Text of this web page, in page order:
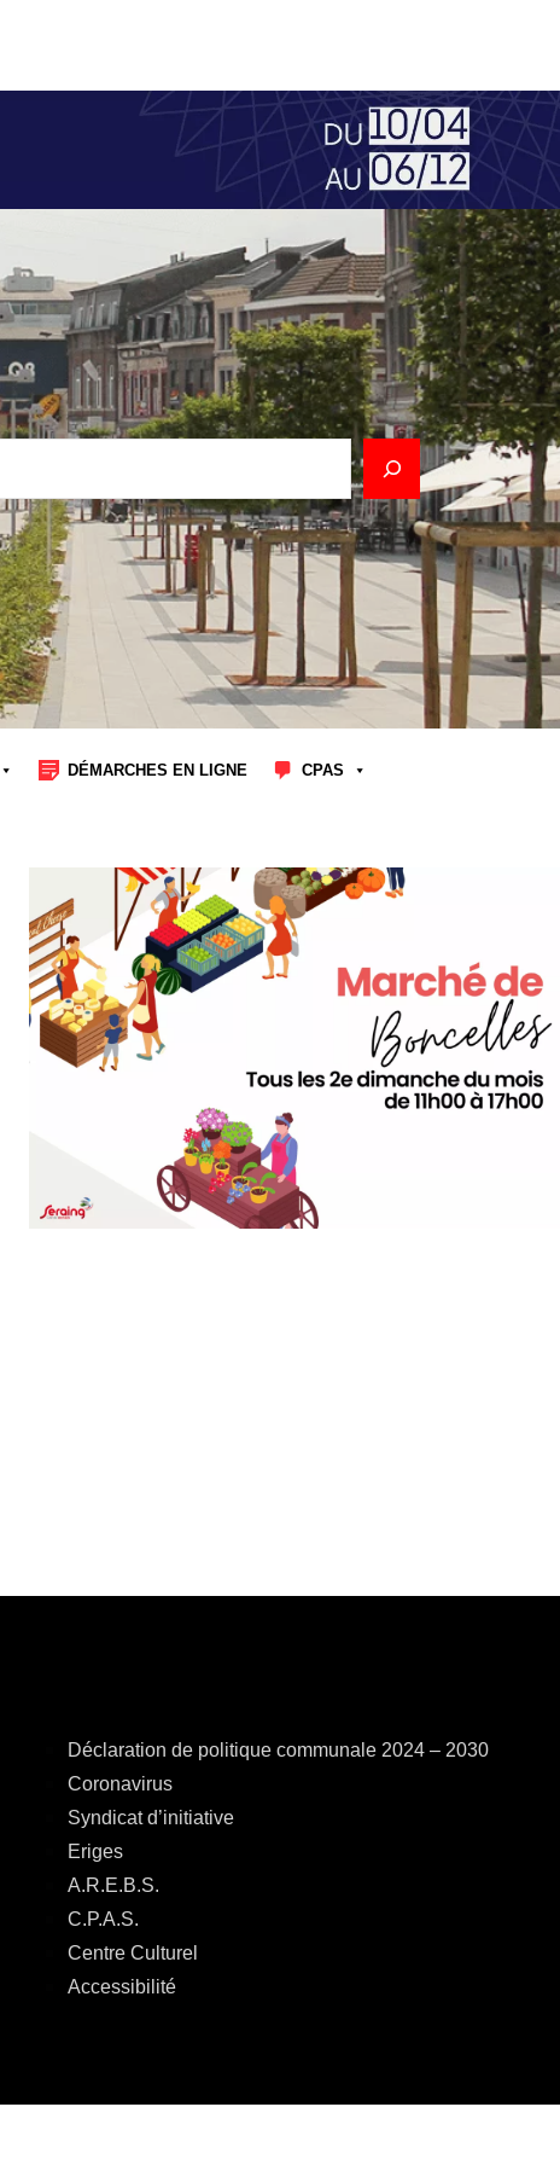
DÉMARCHES EN LIGNE CPAS
Déclaration de politique communale 2024 – 2030
Coronavirus
Syndicat d’initiative
Eriges
A.R.E.B.S.
C.P.A.S.
Centre Culturel
Accessibilité